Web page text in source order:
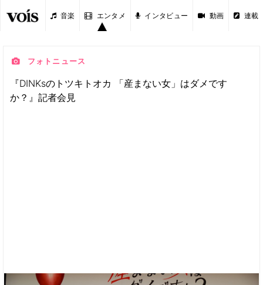
音楽 エンタメ インタビュー 動画 連載
フォトニュース
『DINKsのトツキトオカ 「産まない女」はダメです
か？』記者会見